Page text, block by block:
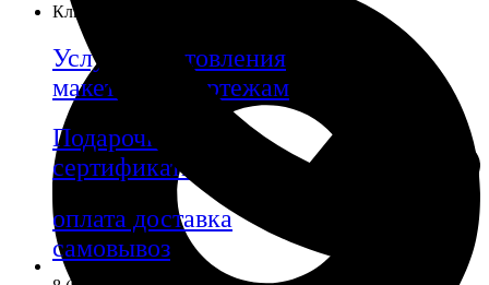
Клиентам
Услуги изготовления
макетов по чертежам
Подарочные
сертификаты
оплата доставка
самовывоз